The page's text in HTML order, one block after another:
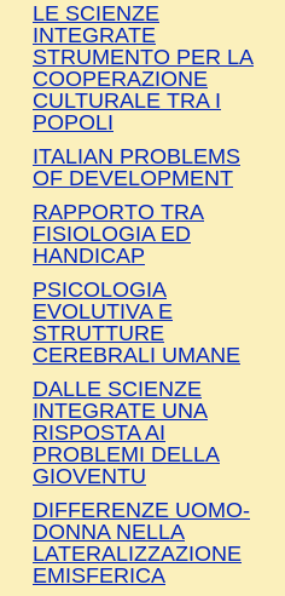
LE SCIENZE
INTEGRATE
STRUMENTO PER LA
COOPERAZIONE
CULTURALE TRA I
POPOLI
ITALIAN PROBLEMS
OF DEVELOPMENT
RAPPORTO TRA
FISIOLOGIA ED
HANDICAP
PSICOLOGIA
EVOLUTIVA E
STRUTTURE
CEREBRALI UMANE
DALLE SCIENZE
INTEGRATE UNA
RISPOSTA AI
PROBLEMI DELLA
GIOVENTU
DIFFERENZE UOMO-
DONNA NELLA
LATERALIZZAZIONE
EMISFERICA